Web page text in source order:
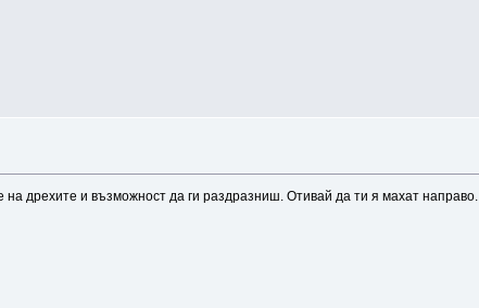
на дрехите и възможност да ги раздразниш. Отивай да ти я махат направо.